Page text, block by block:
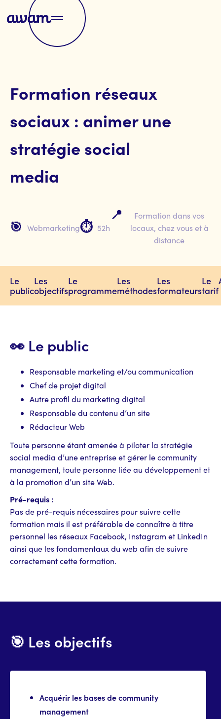
Formation réseaux
sociaux : animer une
stratégie social
media
🎯 Webmarketing⏱️ 52h
📍
Formation dans vos
locaux, chez vous et à
distance
Le
public
Les
objectifs
Le
programme
Les
méthodes
Les
formateurs
Le
tarif
👀 Le public
Responsable marketing et/ou communication
Chef de projet digital
Autre profil du marketing digital
Responsable du contenu d’un site
Rédacteur Web
Toute personne étant amenée à piloter la stratégie
social media d’une entreprise et gérer le community
management, toute personne liée au développement et
à la promotion d’un site Web.
Pré-requis :
Pas de pré-requis nécessaires pour suivre cette
formation mais il est préférable de connaître à titre
personnel les réseaux Facebook, Instagram et LinkedIn
ainsi que les fondamentaux du web afin de suivre
correctement cette formation.
🎯 Les objectifs
Acquérir les bases de community
management